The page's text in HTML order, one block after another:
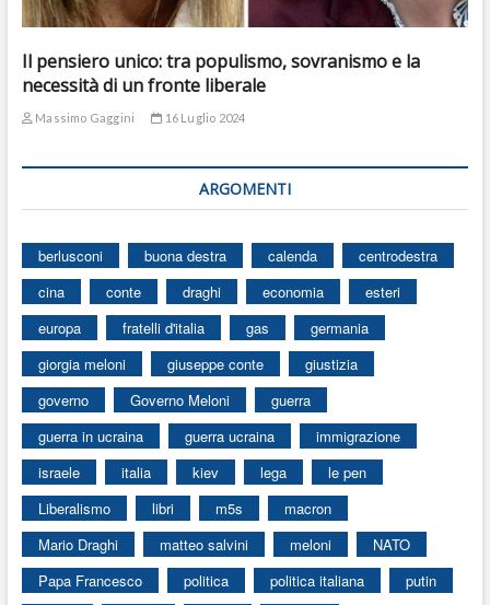
Il pensiero unico: tra populismo, sovranismo e la
necessità di un fronte liberale
Massimo Gaggini 16 Luglio 2024
ARGOMENTI
berlusconi buona destra calenda
centrodestra
cina
conte draghi economia
esteri
europa
fratelli d'italia gas
germania
giorgia meloni
giuseppe conte
giustizia
governo
Governo Meloni
guerra
guerra in ucraina
guerra ucraina
immigrazione
israele
italia kiev lega
le pen
Liberalismo
libri m5s
macron
Mario Draghi
matteo salvini meloni
NATO
Papa Francesco
politica politica italiana
putin